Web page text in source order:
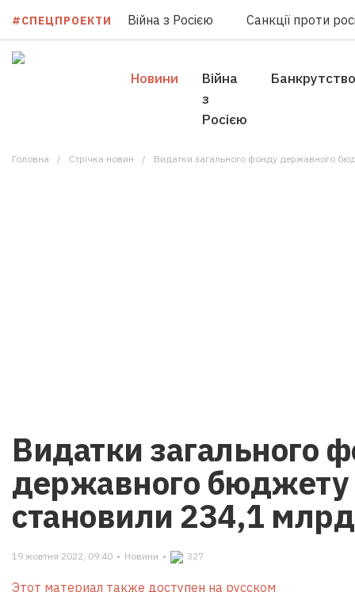
#СПЕЦПРОЕКТИ Війна з Росією Санкції проти
Новини
Війна
з
Росією
Банкрутство
Головна Стрічка новин Видатки загального фонду державного
Видатки загального
державного бюджету
становили 234,1
19 жовтня 2022, 09:40 • Новини • 327
Этот материал также доступен на русском